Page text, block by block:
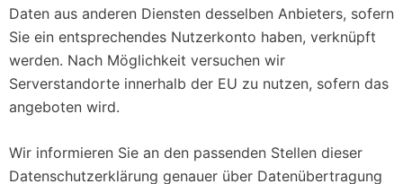
Daten aus anderen Diensten desselben Anbieters, sofern
Sie ein entsprechendes Nutzerkonto haben, verknüpft
werden. Nach Möglichkeit versuchen wir
Serverstandorte innerhalb der EU zu nutzen, sofern das
angeboten wird.
Wir informieren Sie an den passenden Stellen dieser
Datenschutzerklärung genauer über Datenübertragung